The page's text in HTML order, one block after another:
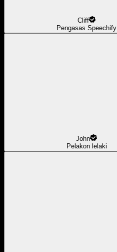
Cliff
Pengasas Speechify
John
Pelakon lelaki